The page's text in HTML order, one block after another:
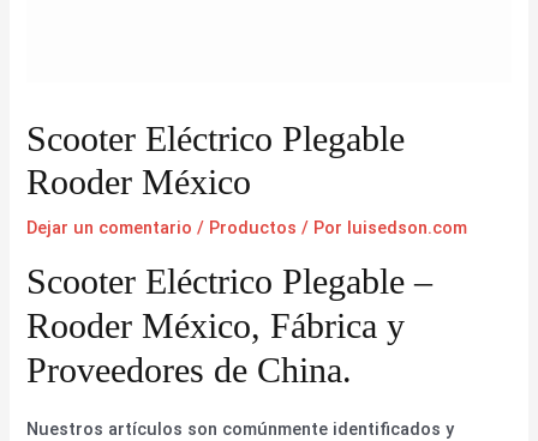
Scooter Eléctrico Plegable
Rooder México
Dejar un comentario / Productos / Por luisedson.com
Scooter Eléctrico Plegable –
Rooder México, Fábrica y
Proveedores de China.
Nuestros artículos son comúnmente identificados y